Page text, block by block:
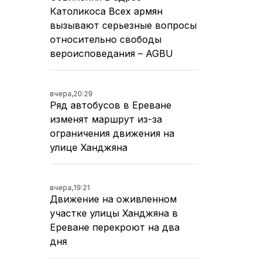
Католикоса Всех армян
вызывают серьезные вопросы
относительно свободы
вероисповедания – AGBU
вчера,20:29
Ряд автобусов в Ереване
изменят маршрут из-за
ограничения движения на
улице Ханджяна
вчера,19:21
Движение на оживленном
участке улицы Ханджяна в
Ереване перекроют на два
дня